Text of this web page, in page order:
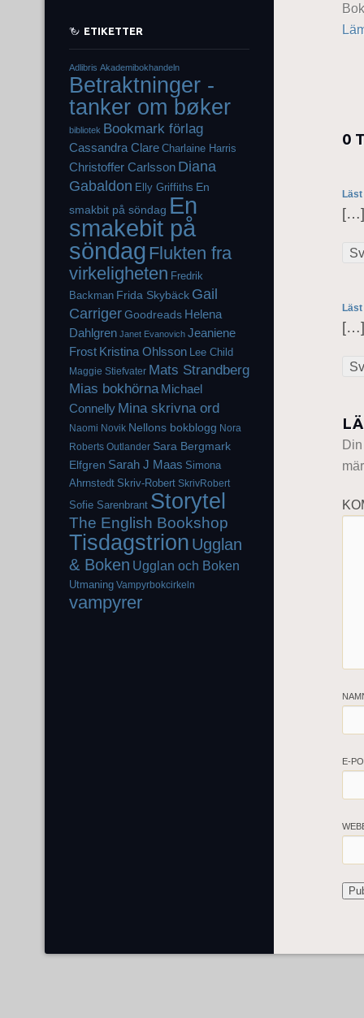
0
[…]
[…]
E-
ETIKETTER
Adlibris Akademibokhandeln
Betraktninger -
tanker om bøker
bibliotek Bookmark förlag
Cassandra Clare Charlaine Harris
Christoffer Carlsson Diana
Gabaldon Elly Griffiths En
smakbit på söndag En
smakebit på
söndag Flukten fra
virkeligheten Fredrik
Backman Frida Skybäck Gail
CarrigerGoodreads Helena
Dahlgren Janet Evanovich Jeaniene
Frost Kristina Ohlsson Lee Child
Maggie Stiefvater Mats Strandberg
Mias bokhörna Michael
Connelly Mina skrivna ord
Naomi Novik Nellons bokblogg Nora
Roberts Outlander Sara Bergmark
Elfgren Sarah J Maas Simona
Ahrnstedt Skriv-Robert SkrivRobert
Sofie Sarenbrant Storytel
The English Bookshop
Tisdagstrion Ugglan
& Boken Ugglan och Boken
Utmaning Vampyrbokcirkeln
vampyrer